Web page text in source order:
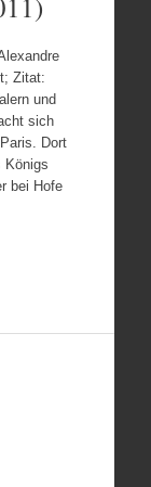
Zitat:
und
sich
Dort
Königs
bei Hofe